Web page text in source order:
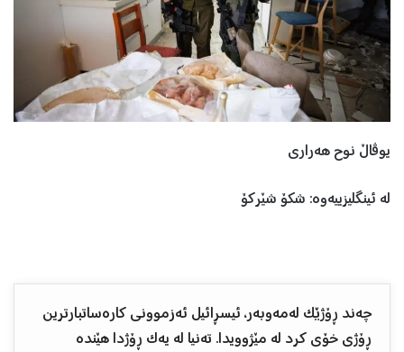
یوڤاڵ نوح هەراری
لە ئینگلیزییەوە: شکۆ شێرکۆ
چەند ڕۆژێک لەمەوبەر، ئیسڕائیل ئەزموونی کارەساتبارترین
ڕۆژی خۆی کرد لە مێژوویدا. تەنیا لە یەک ڕۆژدا هێندە